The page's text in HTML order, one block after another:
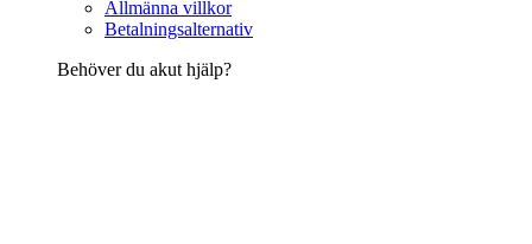
Allmänna villkor
Betalningsalternativ
Behöver du akut hjälp?